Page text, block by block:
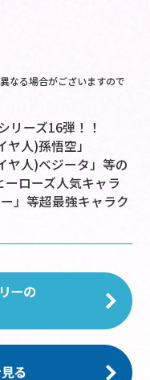
なる場合がございますので
リーズ16弾！！
ヤ人)孫悟空」
ヤ人)ベジータ」等の
ローズ人気キャラ
」等超最強キャラク